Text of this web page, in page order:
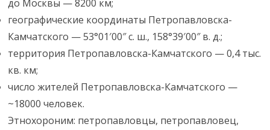
до Москвы — 8200 км;
географические координаты Петропавловска-
Камчатского — 53°01′00″ с. ш., 158°39′00″ в. д.;
территория Петропавловска-Камчатского — 0,4 тыс.
кв. км;
число жителей Петропавловска-Камчатского —
~18000 человек.
Этнохороним: петропавловцы, петропавловец,